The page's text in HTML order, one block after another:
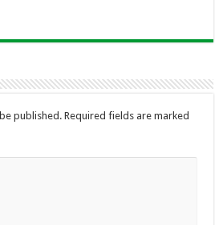
published. Required fields are marked